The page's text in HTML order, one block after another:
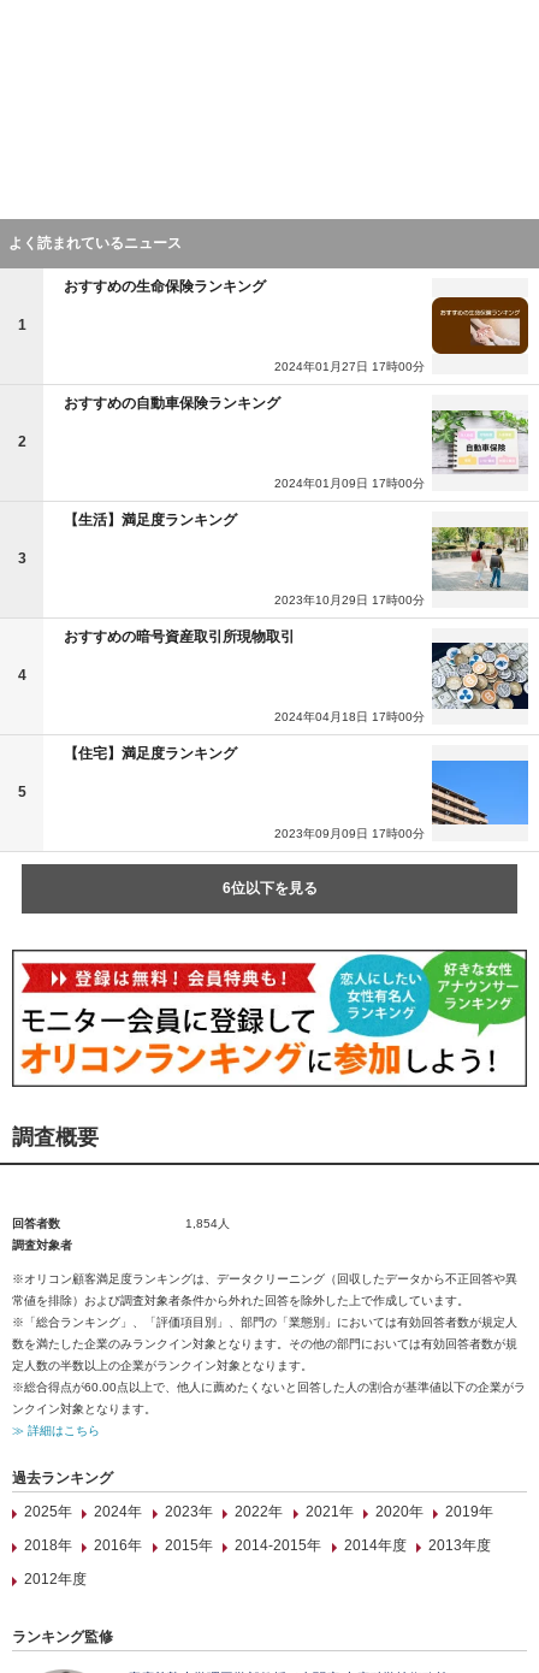
よく読まれているニュース
1
おすすめの生命保険ランキング
2024年01月27日 17時00分
2
おすすめの自動車保険ランキング
2024年01月09日 17時00分
3
【生活】満足度ランキング
2023年10月29日 17時00分
4
おすすめの暗号資産取引所現物取引
2024年04月18日 17時00分
5
【住宅】満足度ランキング
2023年09月09日 17時00分
6位以下を見る
調査概要
回答者数
1,854人
調査対象者
※オリコン顧客満足度ランキングは、データクリーニング（回収したデータから不正回答や異
常値を排除）および調査対象者条件から外れた回答を除外した上で作成しています。
※「総合ランキング」、「評価項目別」、部門の「業態別」においては有効回答者数が規定人
数を満たした企業のみランクイン対象となります。その他の部門においては有効回答者数が規
定人数の半数以上の企業がランクイン対象となります。
※総合得点が60.00点以上で、他人に薦めたくないと回答した人の割合が基準値以下の企業がラ
ンクイン対象となります。
≫ 詳細はこちら
過去ランキング
2025年
2024年 2023年 2022年 2021年 2020年
2019年
2018年
2016年 2015年 2014-2015年 2014年度
2013年度
2012年度
ランキング監修